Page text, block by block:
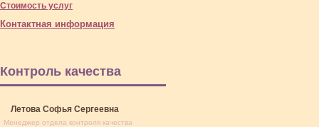
Стоимость услуг
Контактная информация
Контроль качества
Летова Софья Сергеевна
Менеджер отдела контроля качества